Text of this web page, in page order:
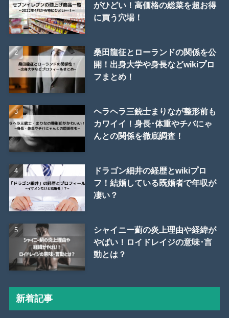
がひどい！高価格の総菜を超お得
に買う穴場！
桑田龍征とローランドの関係を公
開！出身大学や身長などwikiプロ
フまとめ！
ヘラヘラ三銃士まりなが整形前も
カワイイ！身長･体重やチバにゃ
んとの関係を徹底調査！
ドラゴン細井の経歴とwikiプロ
フ！結婚している既婚者で年収が
凄い？
シャイニー薊の炎上理由や経緯が
やばい！ロイドレイジの意味･言
動とは？
新着記事